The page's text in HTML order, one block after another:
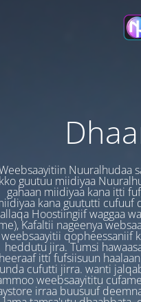
Nuuralhudaa
guutuu miidiyaa
gahaan miidiyaa kana itti
kana guututti cufuuf
Hoostiingiif waggaa
Kafaltii nageenya
weebsaayitii qopheessaniif
heddutu jira. Tumsi
itti fufsiisuun
cufutti jirra. wanti
weebsaayititu
irraa buusuuf